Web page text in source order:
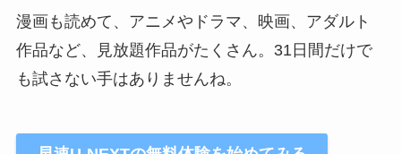
漫画も読めて、アニメやドラマ、映画、アダルト
作品など、見放題作品がたくさん。31日間だけで
も試さない手はありませんね。